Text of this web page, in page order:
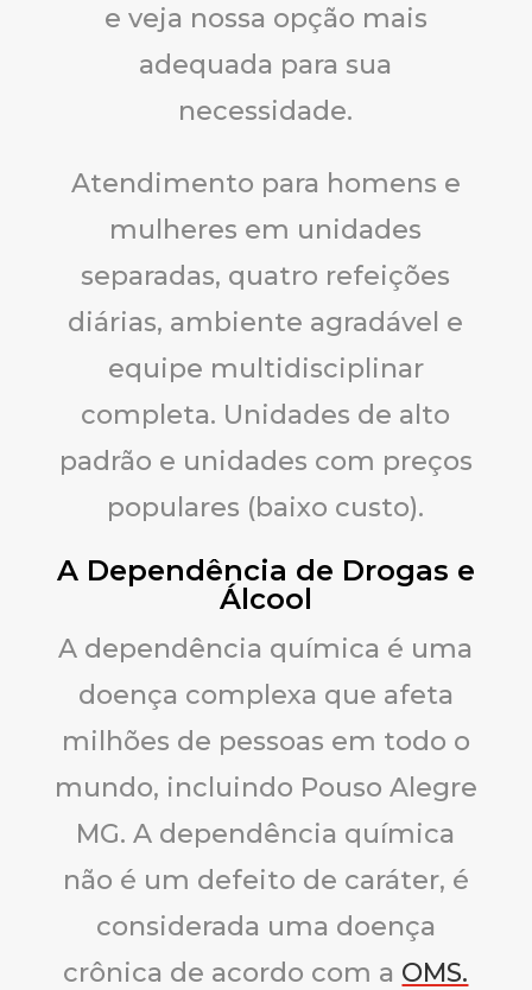
e veja nossa opção mais
adequada para sua
necessidade.
Atendimento para homens e
mulheres em unidades
separadas, quatro refeições
diárias, ambiente agradável e
equipe multidisciplinar
completa. Unidades de alto
padrão e unidades com preços
populares (baixo custo).
A Dependência de Drogas e
Álcool
A dependência química é uma
doença complexa que afeta
milhões de pessoas em todo o
mundo, incluindo Pouso Alegre
MG. A dependência química
não é um defeito de caráter, é
considerada uma doença
crônica de acordo com a OMS.